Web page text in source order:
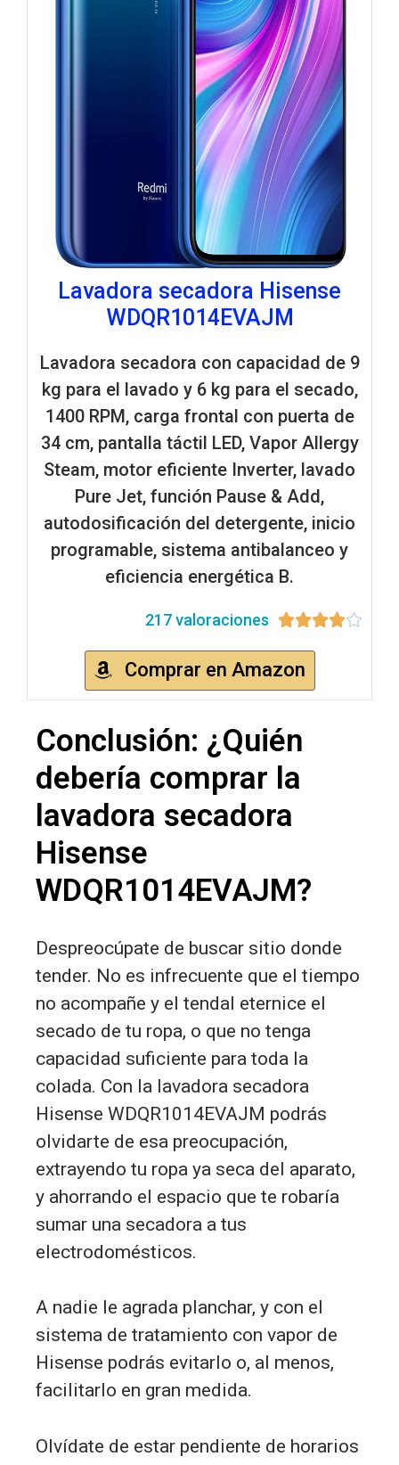
Lavadora secadora Hisense
WDQR1014EVAJM
Lavadora secadora con capacidad de 9
kg para el lavado y 6 kg para el secado,
1400 RPM, carga frontal con puerta de
34 cm, pantalla táctil LED, Vapor Allergy
Steam, motor eficiente Inverter, lavado
Pure Jet, función Pause & Add,
autodosificación del detergente, inicio
programable, sistema antibalanceo y
eficiencia energética B.
217 valoraciones 
Comprar en Amazon
Conclusión: ¿Quién
debería comprar la
lavadora secadora
Hisense
WDQR1014EVAJM?
Despreocúpate de buscar sitio donde
tender. No es infrecuente que el tiempo
no acompañe y el tendal eternice el
secado de tu ropa, o que no tenga
capacidad suficiente para toda la
colada. Con la lavadora secadora
Hisense WDQR1014EVAJM podrás
olvidarte de esa preocupación,
extrayendo tu ropa ya seca del aparato,
y ahorrando el espacio que te robaría
sumar una secadora a tus
electrodomésticos.
A nadie le agrada planchar, y con el
sistema de tratamiento con vapor de
Hisense podrás evitarlo o, al menos,
facilitarlo en gran medida.
Olvídate de estar pendiente de horarios